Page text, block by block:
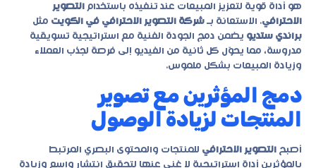
هو أداة قوية لتعزيز المبيعات عند تنفيذه باستخدام التصوير
الاحترافي. الاستعانة بـ شركة التصوير الاحترافي في الكويت مثل
براندي ستديو يضمن دمج الجودة الفنية مع استراتيجية تسويقية
مدروسة، مما يحوّل كل ثانية من الفيديو إلى فرصة لجذب العملاء
وزيادة المبيعات بشكل ملموس.
دمج المؤثرين مع تصوير
المنتجات لزيادة الوصول
أصبح التصوير الاحترافي للمنتجات والمحتوى البصري المرتبط
بالمؤثرين أداة استراتيجية لا غنى عنها لتحقيق انتشار واسع وزيادة